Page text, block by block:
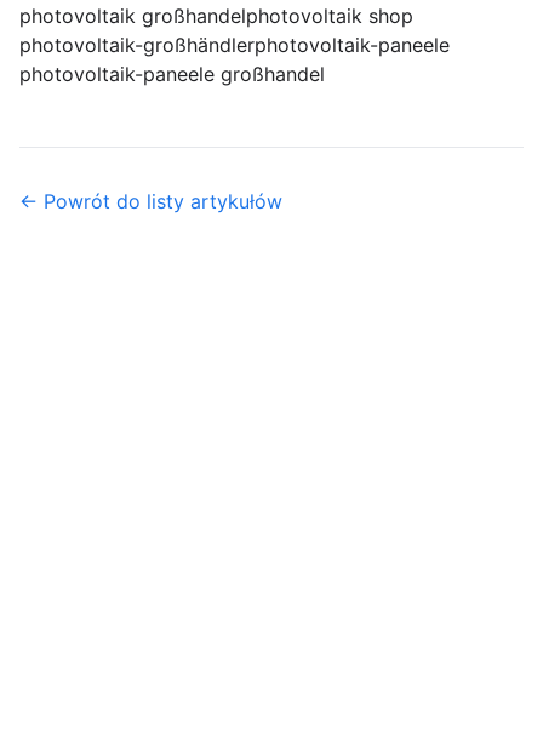
photovoltaik großhandelphotovoltaik shop
photovoltaik-großhändlerphotovoltaik-paneele
photovoltaik-paneele großhandel
← Powrót do listy artykułów